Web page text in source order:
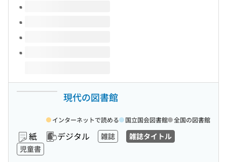
現代の図書館
紙 デジタル 雑誌
雑誌タイトル
児童書
インターネットで読める 国立国会図書館 全国の図書館